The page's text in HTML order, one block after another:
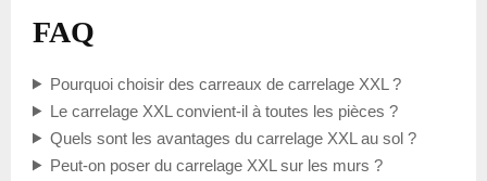
FAQ
Pourquoi choisir des carreaux de carrelage XXL ?
Le carrelage XXL convient-il à toutes les pièces ?
Quels sont les avantages du carrelage XXL au sol ?
Peut-on poser du carrelage XXL sur les murs ?